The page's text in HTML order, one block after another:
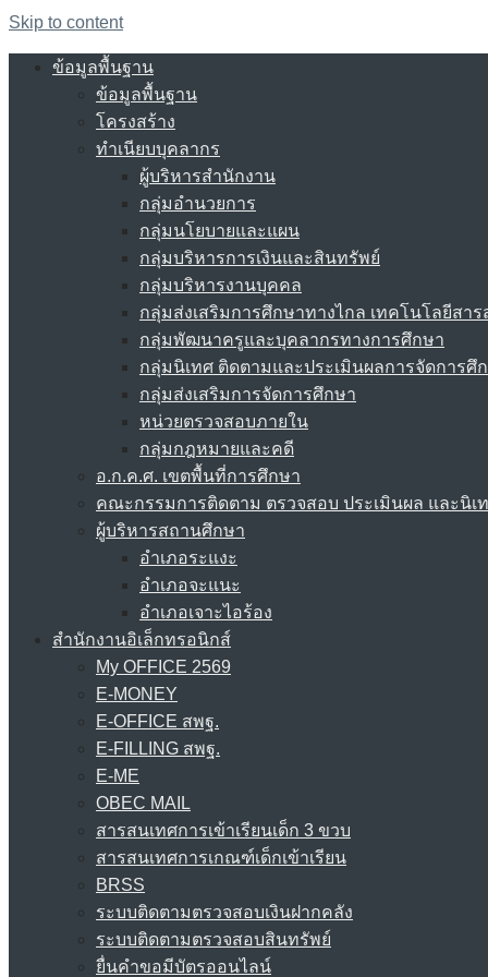
Skip to content
ข้อมูลพื้นฐาน
ข้อมูลพื้นฐาน
โครงสร้าง
ทำเนียบบุคลากร
ผู้บริหารสำนักงาน
กลุ่มอำนวยการ
กลุ่มนโยบายและแผน
กลุ่มบริหารการเงินและสินทรัพย์
กลุ่มบริหารงานบุคคล
กลุ่มส่งเสริมการศึกษาทางไกล เทคโนโลยีสา
กลุ่มพัฒนาครูและบุคลากรทางการศึกษา
กลุ่มนิเทศ ติดตามและประเมินผลการจัดการศึ
กลุ่มส่งเสริมการจัดการศึกษา
หน่วยตรวจสอบภายใน
กลุ่มกฎหมายและคดี
อ.ก.ค.ศ. เขตพื้นที่การศึกษา
คณะกรรมการติดตาม ตรวจสอบ ประเมินผล และนิเ
ผู้บริหารสถานศึกษา
อำเภอระแงะ
อำเภอจะแนะ
อำเภอเจาะไอร้อง
สำนักงานอิเล็กทรอนิกส์
My OFFICE 2569
E-MONEY
E-OFFICE สพฐ.
E-FILLING สพฐ.
E-ME
OBEC MAIL
สารสนเทศการเข้าเรียนเด็ก 3 ขวบ
สารสนเทศการเกณฑ์เด็กเข้าเรียน
BRSS
ระบบติดตามตรวจสอบเงินฝากคลัง
ระบบติดตามตรวจสอบสินทรัพย์
ยื่นคำขอมีบัตรออนไลน์